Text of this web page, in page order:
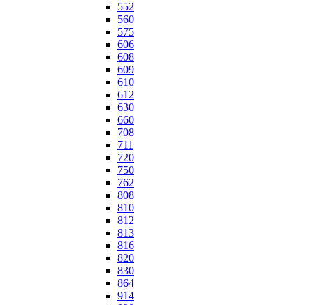
552
560
575
606
608
609
610
612
630
660
708
711
720
750
762
808
810
812
813
816
820
830
864
914